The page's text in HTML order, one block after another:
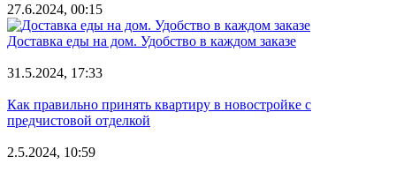
27.6.2024, 00:15
Доставка еды на дом. Удобство в каждом заказе
31.5.2024, 17:33
Как правильно принять квартиру в новостройке с
предчистовой отделкой
2.5.2024, 10:59